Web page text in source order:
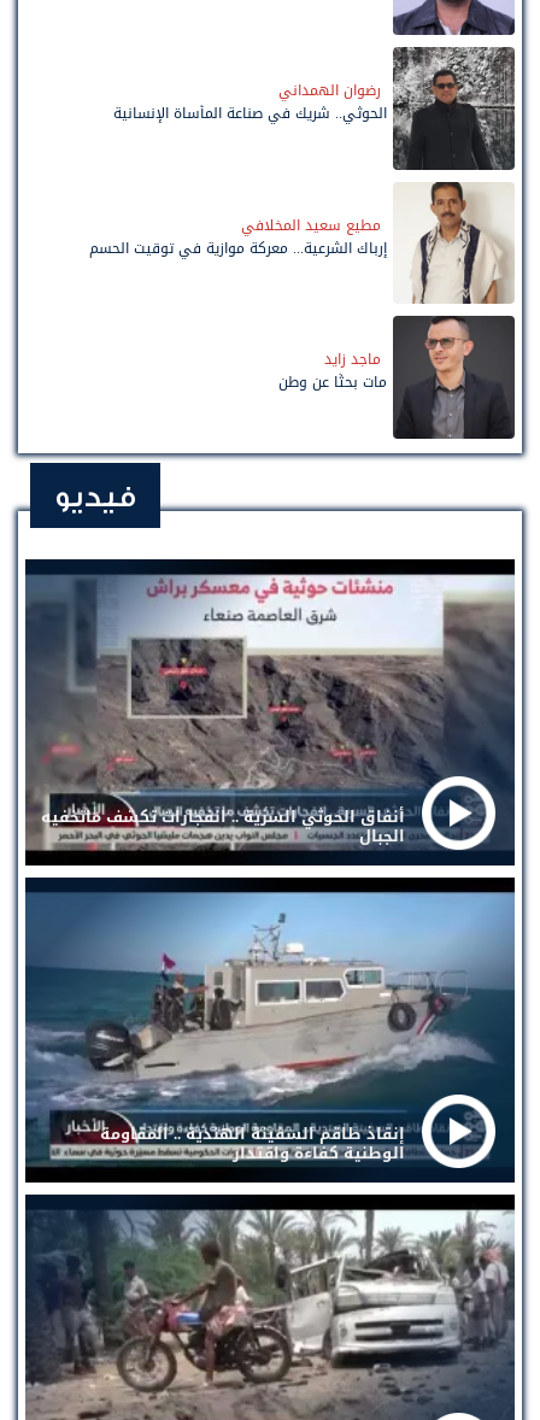
رضوان الهمداني
الحوثي.. شريك في صناعة المأساة الإنسانية
مطيع سعيد المخلافي
إرباك الشرعية... معركة موازية في توقيت الحسم
ماجد زايد
مات بحثًا عن وطن
فيديو
أنفاق الحوثي السرية .. انفجارات تكشف ماتخفيه
الجبال
إنقاذ طاقم السفينة الهندية .. المقاومة
الوطنية كفاءة واقتدار